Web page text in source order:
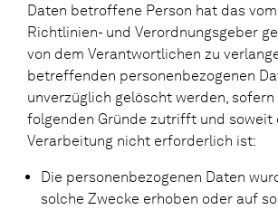
Daten betroffene Person hat das
Richtlinien- und Verordnungsgeber
von dem Verantwortlichen zu
betreffenden personenbezogenen
unverzüglich gelöscht werden,
folgenden Gründe zutrifft und soweit
Verarbeitung nicht erforderlich ist:
Die personenbezogenen Daten
solche Zwecke erhoben oder auf